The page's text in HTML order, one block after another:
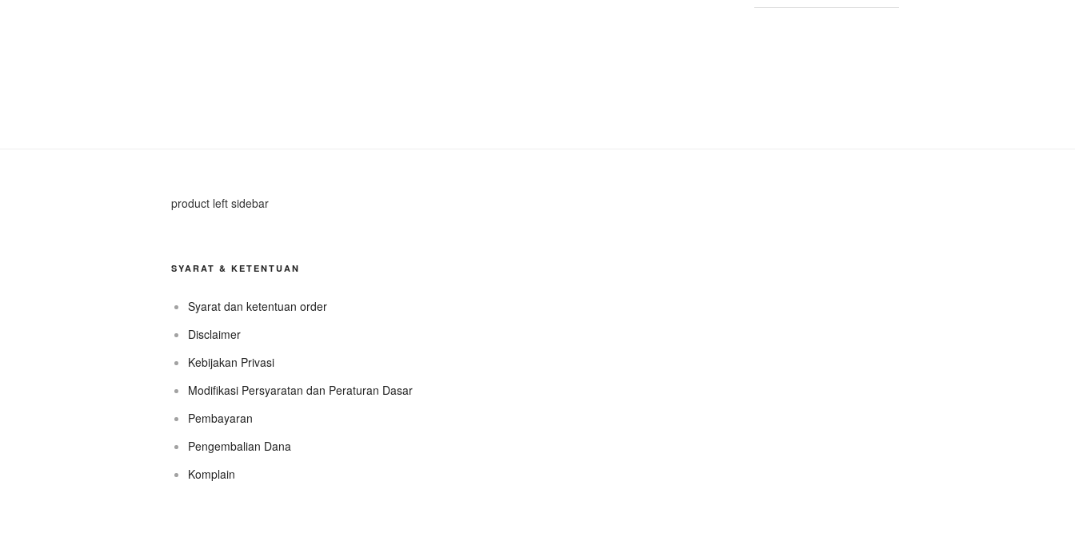
product left sidebar
SYARAT & KETENTUAN
Syarat dan ketentuan order
Disclaimer
Kebijakan Privasi
Modifikasi Persyaratan dan Peraturan Dasar
Pembayaran
Pengembalian Dana
Komplain